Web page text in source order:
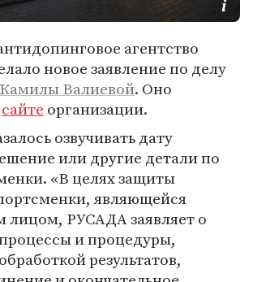
агентство
новое заявление по делу
Камилы Валиевой. Оно
сайте организации.
озвучивать дату
или другие детали по
«В целях защиты
являющейся
РУСАДА заявляет о
и процедуры,
результатов,